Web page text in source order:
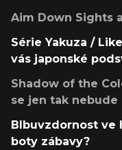
Aim Down Sights
Série Yakuza /
vás japonské
Shadow of the
se jen tak nebude
Blbuvzdornost ve
boty zábavy?